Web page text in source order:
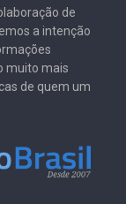
de
a intenção
muito mais
de quem um